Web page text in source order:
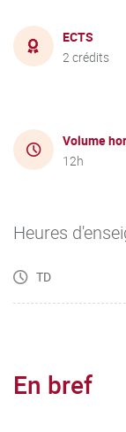
ECTS
2 crédits
Volume
12h
Heures
TD
En bref